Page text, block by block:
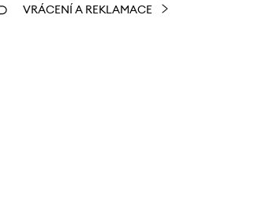
VRÁCENÍ A REKLAMACE